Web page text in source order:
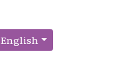
English